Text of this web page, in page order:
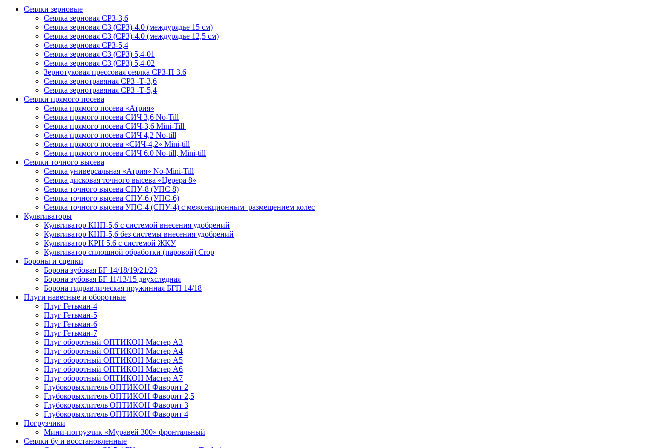
Сеялки зерновые
Сеялка зерновая СРЗ-3,6
Сеялка зерновая СЗ (СРЗ)-4.0 (междурядье 15 см)
Сеялка зерновая СЗ (СРЗ)-4.0 (междурядье 12,5 см)
Сеялка зерновая СРЗ-5,4
Сеялка зерновая СЗ (СРЗ) 5,4-01
Сеялка зерновая СЗ (СРЗ) 5,4-02
Зернотуковая прессовая сеялка СРЗ-П 3.6
Сеялка зернотравяная СРЗ -Т-3,6
Сеялка зернотравяная СРЗ -Т-5,4
Сеялки прямого посева
Сеялка прямого посева «Атрия»
Сеялка прямого посева СИЧ 3,6 No-Till
Сеялка прямого посева СИЧ-3,6 Mini-Till
Сеялка прямого посева СИЧ 4,2 No-till
Сеялка прямого посева «СИЧ-4,2» Mini-till
Сеялка прямого посева СИЧ 6.0 No-till, Mini-till
Сеялки точного высева
Сеялка универсальная «Атрия» No-Mini-Till
Сеялка дисковая точного высева «Церера 8»
Сеялка точного высева СПУ-8 (УПС 8)
Сеялка точного высева СПУ-6 (УПС-6)
Сеялка точного высева УПС-4 (СПУ-4) с межсекционным размещением колес
Культиваторы
Культиватор КНП-5,6 с системой внесения удобрений
Культиватор КНП-5,6 без системы внесения удобрений
Культиватор КРН 5.6 с системой ЖКУ
Культиватор сплошной обработки (паровой) Crop
Бороны и сцепки
Борона зубовая БГ 14/18/19/21/23
Борона зубовая БГ 11/13/15 двухследная
Борона гидравлическая пружинная БГП 14/18
Плуги навесные и оборотные
Плуг Гетьман-4
Плуг Гетьман-5
Плуг Гетьман-6
Плуг Гетьман-7
Плуг оборотный ОПТИКОН Мастер А3
Плуг оборотный ОПТИКОН Мастер А4
Плуг оборотный ОПТИКОН Мастер А5
Плуг оборотный ОПТИКОН Мастер А6
Плуг оборотный ОПТИКОН Мастер А7
Глубокорыхлитель ОПТИКОН Фаворит 2
Глубокорыхлитель ОПТИКОН Фаворит 2,5
Глубокорыхлитель ОПТИКОН Фаворит 3
Глубокорыхлитель ОПТИКОН Фаворит 4
Погрузчики
Мини-погрузчик «Муравей 300» фронтальный
Сеялки бу и восстановленные